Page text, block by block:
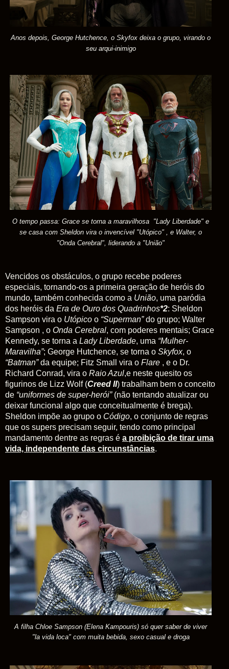
Anos depois, George Hutchence, o Skyfox deixa o grupo, virando o
seu arqui-inimigo
O tempo passa: Grace se torna a maravilhosa "Lady Liberdade" e
se casa com Sheldon vira o invencível "Utópico" , e Walter, o
"Onda Cerebral", liderando a "União"
Vencidos os obstáculos, o grupo recebe poderes
especiais, tornando-os a primeira geração de heróis do
mundo, também conhecida como a União, uma paródia
dos heróis da Era de Ouro dos Quadrinhos*2: Sheldon
Sampson vira o Utópico o “Superman”do grupo; Walter
Sampson , o Onda Cerebral, com poderes mentais; Grace
Kennedy, se torna a Lady Liberdade, uma “Mulher-
Maravilha”; George Hutchence, se torna o Skyfox, o
“Batman”da equipe; Fitz Small vira o Flare , e o Dr.
Richard Conrad, vira o Raio Azul,e neste quesito os
figurinos de Lizz Wolf (Creed II) trabalham bem o conceito
de “uniformes de super-herói”(não tentando atualizar ou
deixar funcional algo que conceitualmente é brega).
Sheldon impõe ao grupo o Código, o conjunto de regras
que os supers precisam seguir, tendo como principal
mandamento dentre as regras é a proibição de tirar uma
vida, independente das circunstâncias.
A filha Chloe Sampson (Elena Kampouris) só quer saber de viver
"la vida loca" com muita bebida, sexo casual e droga